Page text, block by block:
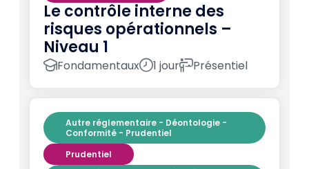
Le contrôle interne des
risques opérationnels –
Niveau 1
Fondamentaux 1 jour Présentiel
Autre réglementaire - Déontologie -
Conformité - Prudentiel
Prudentiel